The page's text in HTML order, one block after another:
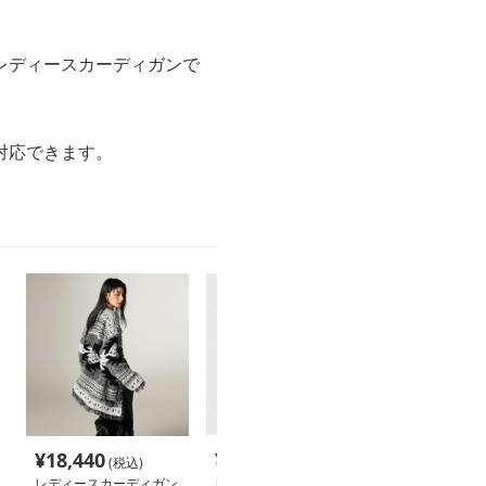
ディースカーディガンで
できます。
¥18,440(税込)
¥